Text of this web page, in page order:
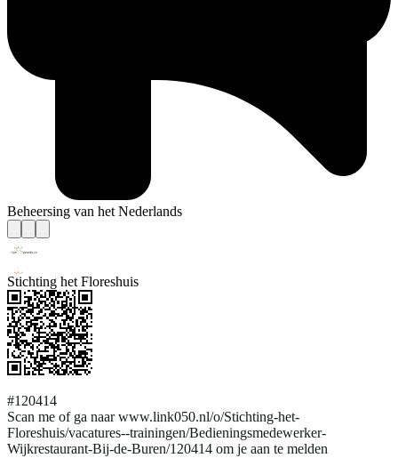
Beheersing van het Nederlands
Stichting het Floreshuis
#120414
Scan me of ga naar www.link050.nl/o/Stichting-het-
Floreshuis/vacatures--trainingen/Bedieningsmedewerker-
Wijkrestaurant-Bij-de-Buren/120414 om je aan te melden